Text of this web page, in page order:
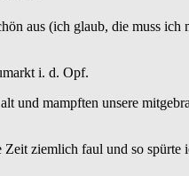
aus (ich glaub, die muss
i. d. Opf.
und mampften unsere
ziemlich faul und so